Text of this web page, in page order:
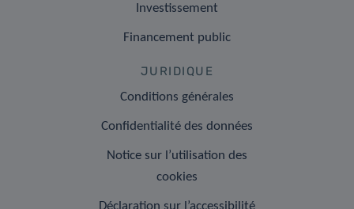
Investissement
Financement public
JURIDIQUE
Conditions générales
Confidentialité des données
Notice sur l’utilisation des
cookies
Déclaration sur l’accessibilité